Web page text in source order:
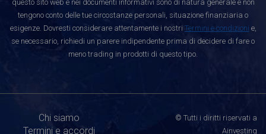
questo sito web e nei documenti informativi sono di natura generale e non
tengono conto delle tue circostanze personali, situazione finanziaria o
esigenze. Dovresti considerare attentamente i nostri Termini e condizioni e,
se necessario, richiedi un parere indipendente prima di decidere di fare o
meno trading in prodotti di questo tipo.
Chi siamo
Termini e accordi
© Tutti i diritti riservati a
Ainvesting